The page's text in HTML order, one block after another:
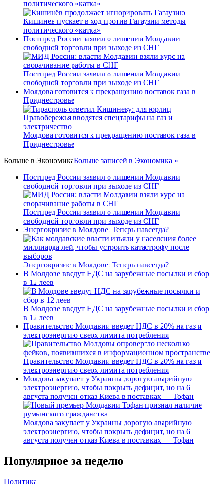
политического «катка»
Кишинев пускает в ход против Гагаузии методы
политического «катка»
Постпред России заявил о лишении Молдавии
свободной торговли при выходе из СНГ
Постпред России заявил о лишении Молдавии
свободной торговли при выходе из СНГ
Молдова готовится к прекращению поставок газа в
Приднестровье
Молдова готовится к прекращению поставок газа в
Приднестровье
Больше в ЭкономикаБольше записей в Экономика »
Постпред России заявил о лишении Молдавии
свободной торговли при выходе из СНГ
Постпред России заявил о лишении Молдавии
свободной торговли при выходе из СНГ
Энергокризис в Молдове: Теперь навсегда?
Энергокризис в Молдове: Теперь навсегда?
В Молдове введут НДС на зарубежные посылки и сбор
в 12 леев
В Молдове введут НДС на зарубежные посылки и сбор
в 12 леев
Правительство Молдавии введет НДС в 20% на газ и
электроэнергию сверх лимита потребления
Правительство Молдавии введет НДС в 20% на газ и
электроэнергию сверх лимита потребления
Молдова закупает у Украины дорогую аварийную
электроэнергию, чтобы покрыть дефицит, но на 6
августа получен отказ Киева в поставках — Тофан
Молдова закупает у Украины дорогую аварийную
электроэнергию, чтобы покрыть дефицит, но на 6
августа получен отказ Киева в поставках — Тофан
Популярное за неделю
Политика